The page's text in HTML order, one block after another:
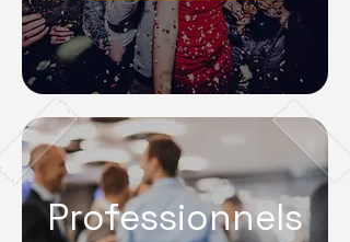
Professionnels